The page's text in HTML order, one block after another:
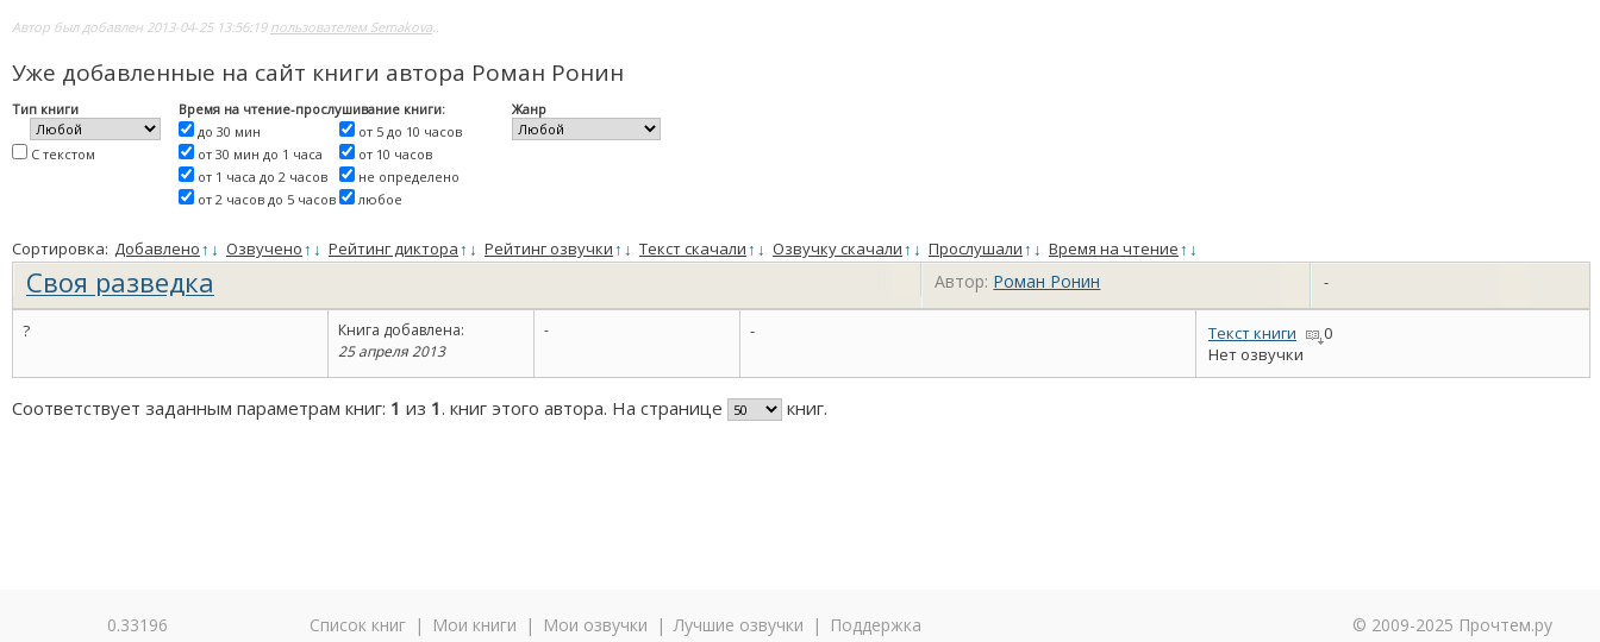
Автор был добавлен 2013-04-25 13:56:19 пользователем Semakova..
Уже добавленные на сайт книги автора Роман Ронин
Тип книги
С текстом
Время на чтение-прослушивание книги:
до 30 мин
от 30 мин до 1 часа
от 1 часа до 2 часов
от 2 часов до 5 часов
от 5 до 10 часов
от 10 часов
не определено
любое
Жанр
Сортировка: Добавлено↑ ↓ Озвучено↑ ↓ Рейтинг диктора↑ ↓ Рейтинг озвучки↑ ↓ Текст скачали↑ ↓ Озвучку скачали↑ ↓ Прослушали↑ ↓ Время на чтение↑ ↓
Своя разведка Автор: Роман Ронин -
?
Книга добавлена:
25 апреля 2013
- - Текст книги
0
Нет озвучки
Соответствует заданным параметрам книг: 1 из 1. книг этого автора. На странице книг.
© 2009-2025 Прочтем.ру
0.33196 Список книг | Мои книги | Мои озвучки | Лучшие озвучки | Поддержка